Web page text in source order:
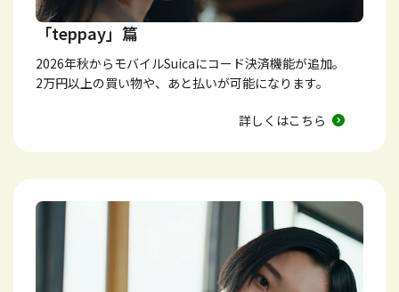
「teppay」篇
2026年秋からモバイルSuicaにコード決済機能が追加。
2万円以上の買い物や、あと払いが可能になります。
詳しくはこちら